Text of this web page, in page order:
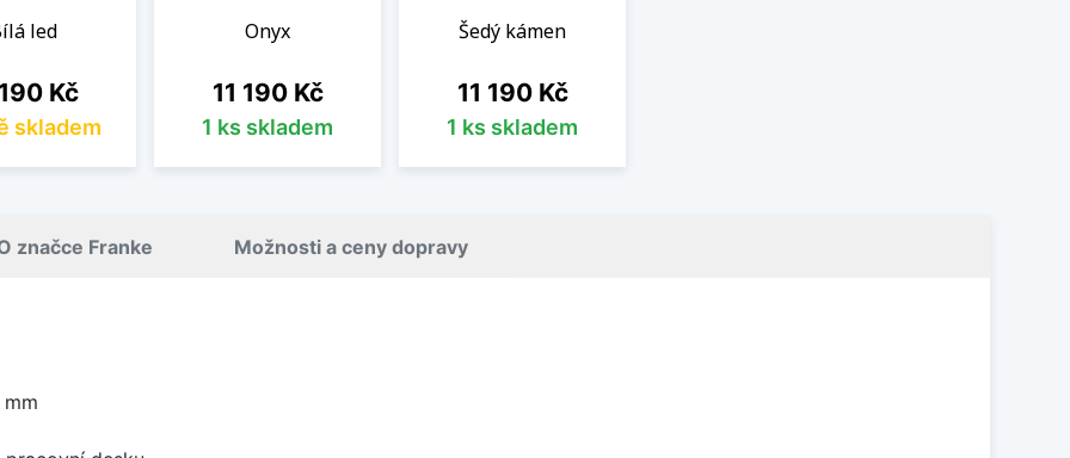
led
Kč
skladem
Onyx
Cena
11 190 Kč
1 ks skladem
Šedý kámen
Cena
11 190 Kč
1 ks skladem
značce Franke Možnosti a ceny dopravy